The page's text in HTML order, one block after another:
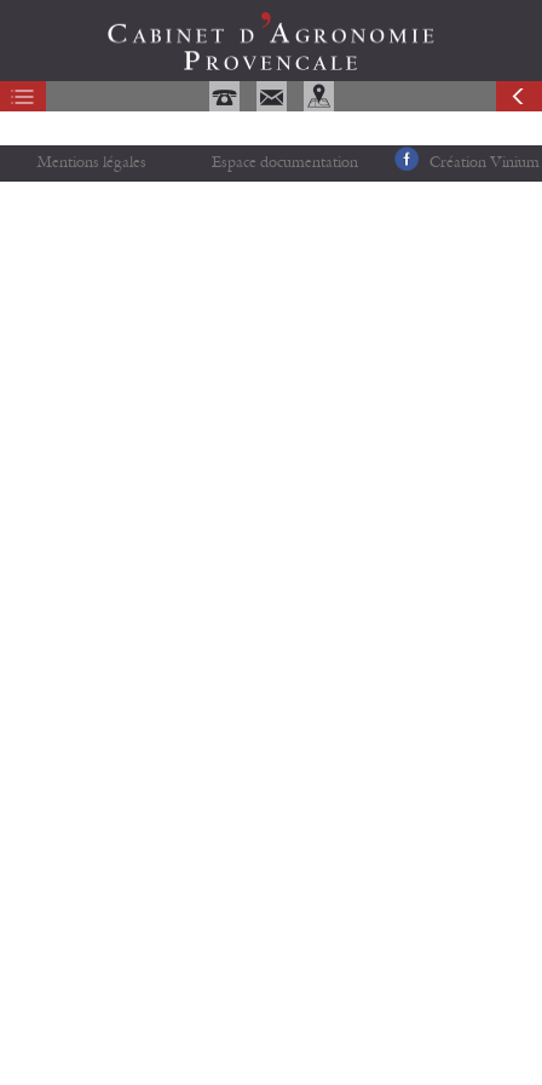
Mentions légales Espace documentation Création Vinium